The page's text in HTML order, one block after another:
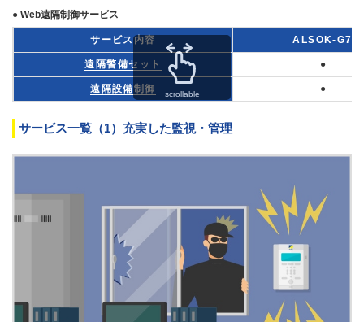
● Web遠隔制御サービス
サービス内容 ALSOK-G7
遠隔警備セット ●
遠隔設備制御 ●
scrollable
サービス一覧（1）充実した監視・管理